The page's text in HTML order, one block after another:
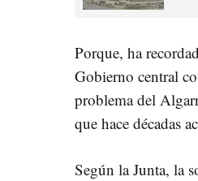
Porque, ha
Gobierno central
problema del
que hace décadas
Según la Junta, la